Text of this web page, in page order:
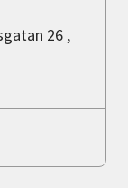
26 ,